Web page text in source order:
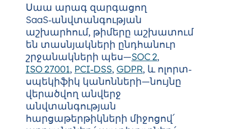
Սաա արագ զարգացող
SaaS‑անվտանգության
աշխարհում, թիմերը աշխատում
են տասնյակների ընդհանուր
շրջանակների պես—SOC 2,
ISO 27001, PCI‑DSS, GDPR, և ոլորտ‐
սպեկիֆիկ կանոնների—նույնը
վերածվող անվերջ
անվտանգության
հարցաթերթիկների միջոցով՛